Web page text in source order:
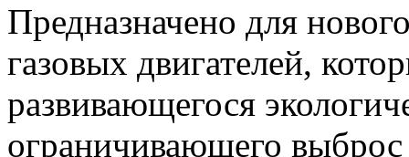
Предназначено для
газовых двигателей,
развивающегося
ограничивающего выброс